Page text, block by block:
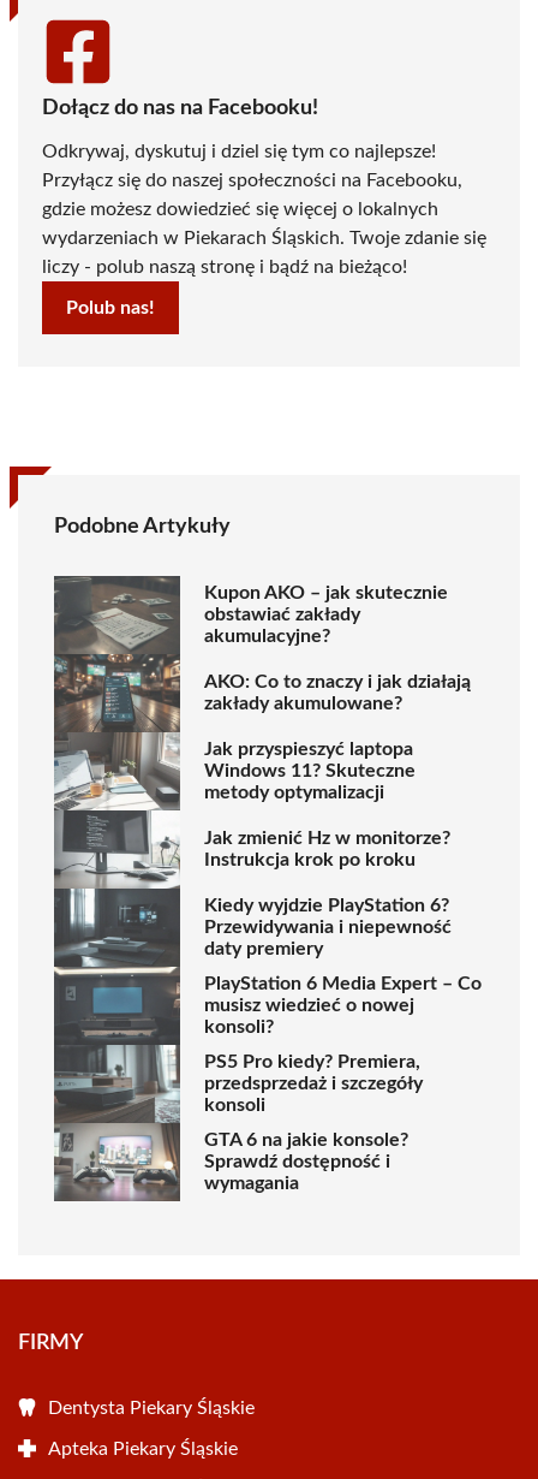
Dołącz do nas na Facebooku!
Odkrywaj, dyskutuj i dziel się tym co najlepsze!
Przyłącz się do naszej społeczności na Facebooku,
gdzie możesz dowiedzieć się więcej o lokalnych
wydarzeniach w Piekarach Śląskich. Twoje zdanie się
liczy - polub naszą stronę i bądź na bieżąco!
Polub nas!
Podobne Artykuły
Kupon AKO – jak skutecznie
obstawiać zakłady
akumulacyjne?
AKO: Co to znaczy i jak działają
zakłady akumulowane?
Jak przyspieszyć laptopa
Windows 11? Skuteczne
metody optymalizacji
Jak zmienić Hz w monitorze?
Instrukcja krok po kroku
Kiedy wyjdzie PlayStation 6?
Przewidywania i niepewność
daty premiery
PlayStation 6 Media Expert – Co
musisz wiedzieć o nowej
konsoli?
PS5 Pro kiedy? Premiera,
przedsprzedaż i szczegóły
konsoli
GTA 6 na jakie konsole?
Sprawdź dostępność i
wymagania
FIRMY
Dentysta Piekary Śląskie
Apteka Piekary Śląskie